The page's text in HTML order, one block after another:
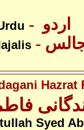
Hazrat
Syed